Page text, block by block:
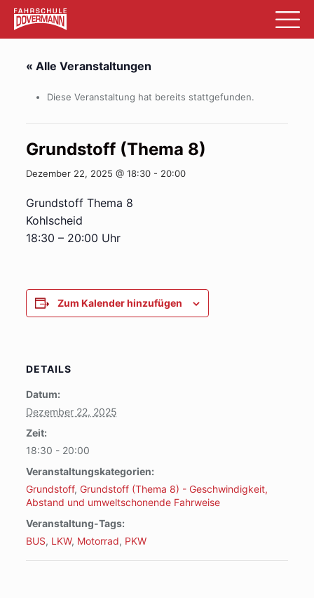
« Alle Veranstaltungen
Diese Veranstaltung hat bereits stattgefunden.
Grundstoff (Thema 8)
Dezember 22, 2025 @ 18:30- 20:00
Grundstoff Thema 8
Kohlscheid
18:30 – 20:00 Uhr
Zum Kalender hinzufügen
DETAILS
Datum:
Dezember 22, 2025
Zeit:
18:30 - 20:00
Veranstaltungskategorien:
Grundstoff, Grundstoff (Thema 8) - Geschwindigkeit,
Abstand und umweltschonende Fahrweise
Veranstaltung-Tags:
BUS, LKW, Motorrad, PKW